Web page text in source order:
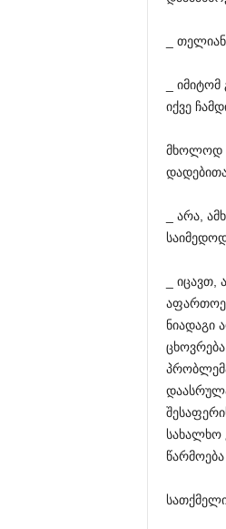
_
_
იქვე
მხოლოდ
_ არა,
_
ნიადაგი
სახალხო